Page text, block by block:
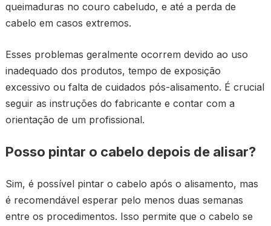
queimaduras no couro cabeludo, e até a perda de
cabelo em casos extremos.
Esses problemas geralmente ocorrem devido ao uso
inadequado dos produtos, tempo de exposição
excessivo ou falta de cuidados pós-alisamento. É crucial
seguir as instruções do fabricante e contar com a
orientação de um profissional.
Posso pintar o cabelo depois de alisar?
Sim, é possível pintar o cabelo após o alisamento, mas
é recomendável esperar pelo menos duas semanas
entre os procedimentos. Isso permite que o cabelo se